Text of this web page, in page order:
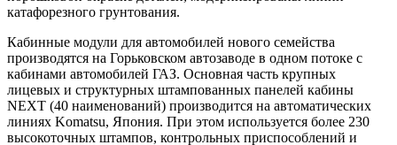
катафорезного грунтования.
Кабинные модули для автомобилей нового семейства
производятся на Горьковском автозаводе в одном потоке с
кабинами автомобилей ГАЗ. Основная часть крупных
лицевых и структурных штампованных панелей кабины
NEXT (40 наименований) производится на автоматических
линиях Komatsu, Япония. При этом используется более 230
высокоточных штампов, контрольных приспособлений и